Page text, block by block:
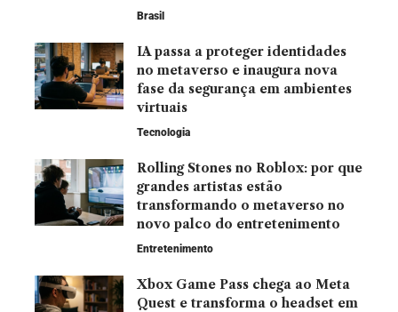
Brasil
IA passa a proteger identidades
no metaverso e inaugura nova
fase da segurança em ambientes
virtuais
Tecnologia
Rolling Stones no Roblox: por que
grandes artistas estão
transformando o metaverso no
novo palco do entretenimento
Entretenimento
Xbox Game Pass chega ao Meta
Quest e transforma o headset em